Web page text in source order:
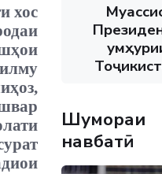
хос
Шумораи
навбатӣ